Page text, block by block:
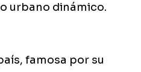
urbano dinámico.
famosa por su